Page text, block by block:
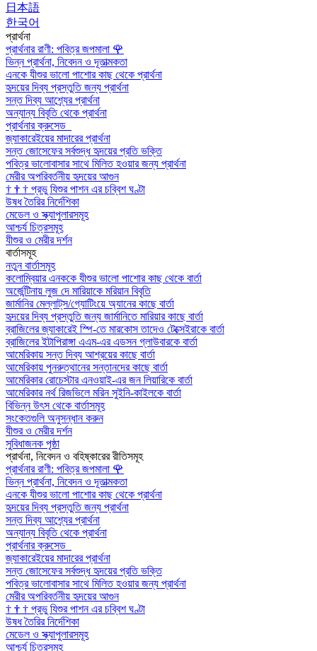
日本語
한국어
প্রার্থনা
প্রার্থনার রাণী: পবিত্র জপমালা 🌹
ভিন্ন প্রার্থনা, নিবেদন ও দূতাত্মকতা
এনকে যীশুর ভালো পাশোর কাছ থেকে প্রার্থনা
হৃদয়ের দিব্য প্রস্তুতি জন্য প্রার্থনা
সন্ত দিব্য আশ্র্যের প্রার্থনা
অন্যান্য বিবৃতি থেকে প্রার্থনা
প্রার্থনার ক্রুসেড
জ্যাকারেইয়ের মাদারের প্রার্থনা
সন্ত জোসেফের সর্বশুদ্ধ হৃদয়ের প্রতি ভক্তি
পবিত্র ভালোবাসার সাথে মিলিত হওয়ার জন্য প্রার্থনা
মেরীর অপরিবর্তনীয় হৃদয়ের আগুন
† † † প্রভু যিশুর পাশন এর চব্বিশ ঘণ্টা
উষধ তৈরির নির্দেশিকা
মেডেল ও স্ক্যাপুলারসমূহ
আশ্চর্য চিত্রসমূহ
যীশুর ও মেরীর দর্শন
বার্তাসমূহ
নতুন বার্তাসমূহ
কলোম্বিয়ার এনককে যীশুর ভালো পাশোর কাছ থেকে বার্তা
অর্জেন্টিনায় লুজ দে মারিয়াকে মরিয়ান বিবৃতি
জার্মানির মেল্লাট্‌স/গ্যোটিংয়ে অ্যানের কাছে বার্তা
হৃদয়ের দিব্য প্রস্তুতি জন্য জার্মানিতে মারিয়ার কাছে বার্তা
ব্রাজিলের জ্যাকারেই স্পি-তে মারকোস তাদেও টেক্সেইরাকে বার্তা
ব্রাজিলের ইটাপিরাঙ্গা এএম-এর এডসন গ্লাউবারকে বার্তা
আমেরিকায় সন্ত দিব্য আশ্রয়ের কাছে বার্তা
আমেরিকায় পুনরুত্থানের সন্তানদের কাছে বার্তা
আমেরিকার রোচেস্টার এনওয়াই-এর জন লিয়ারিকে বার্তা
আমেরিকার নর্থ রিজভিলে মরিন সুইনি-কাইলকে বার্তা
বিভিন্ন উৎস থেকে বার্তাসমূহ
সংকেতগুলি অনুসন্ধান করুন
যীশুর ও মেরীর দর্শন
সুবিধাজনক পৃষ্ঠা
প্রার্থনা, নিবেদন ও বহিষ্কারের রীতিসমূহ
প্রার্থনার রাণী: পবিত্র জপমালা 🌹
ভিন্ন প্রার্থনা, নিবেদন ও দূতাত্মকতা
এনকে যীশুর ভালো পাশোর কাছ থেকে প্রার্থনা
হৃদয়ের দিব্য প্রস্তুতি জন্য প্রার্থনা
সন্ত দিব্য আশ্র্যের প্রার্থনা
অন্যান্য বিবৃতি থেকে প্রার্থনা
প্রার্থনার ক্রুসেড
জ্যাকারেইয়ের মাদারের প্রার্থনা
সন্ত জোসেফের সর্বশুদ্ধ হৃদয়ের প্রতি ভক্তি
পবিত্র ভালোবাসার সাথে মিলিত হওয়ার জন্য প্রার্থনা
মেরীর অপরিবর্তনীয় হৃদয়ের আগুন
† † † প্রভু যিশুর পাশন এর চব্বিশ ঘণ্টা
উষধ তৈরির নির্দেশিকা
মেডেল ও স্ক্যাপুলারসমূহ
আশ্চর্য চিত্রসমূহ